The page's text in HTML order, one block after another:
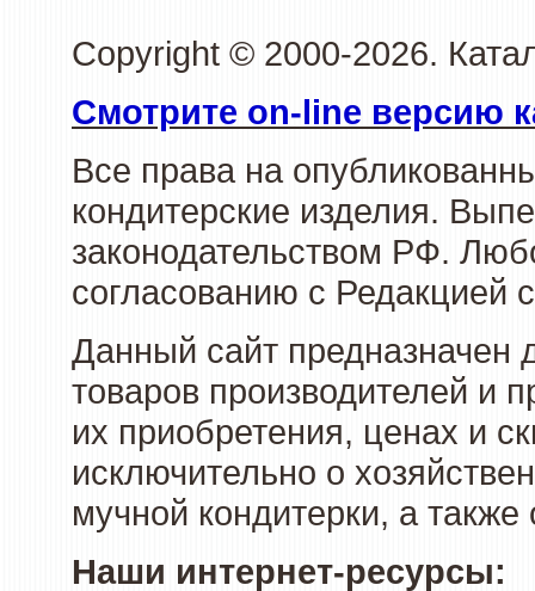
Copyright © 2000-2026.
Смотрите on-line версию
Все права на
кондитерские изделия.
законодательством РФ.
согласованию с Редакцией
Данный сайт предназначен
товаров производителей и
их приобретения, ценах и
исключительно о
мучной кондитерки, а
Наши интернет-ресурсы: